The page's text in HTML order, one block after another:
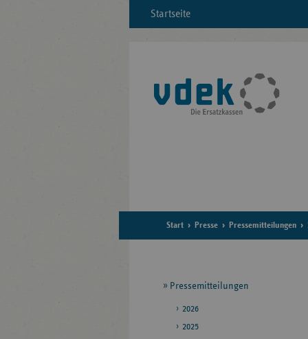
Startseite
Start Presse Pressemitteilungen
Seitennavigation
Pressemitteilungen
2026
2025